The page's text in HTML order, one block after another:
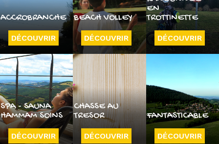
ACCROBRANCHE
DÉCOUVRIR
BEACH VOLLEY
DÉCOUVRIR
EN
TROTTINETTE
DÉCOUVRIR
SPA - SAUNA
HAMMAM SOINS
DÉCOUVRIR
CHASSE AU
TRESOR
DÉCOUVRIR
FANTASTICABLE
DÉCOUVRIR